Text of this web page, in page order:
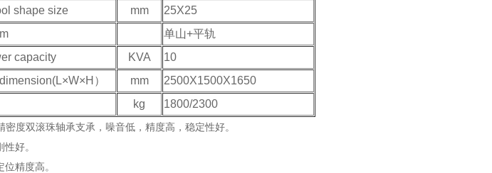
shape size mm
25X25
单山+平轨
capacity KVA
10
） mm
2500X1500X1650
kg 1800/2300
度双滚珠轴承支承，噪音低，精度高，稳定性好。
好。
精度高。